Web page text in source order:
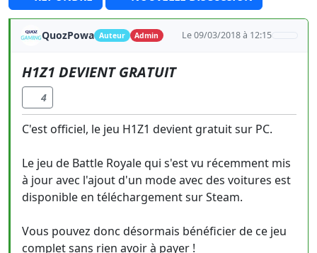
QuozPowa Auteur Admin Le 09/03/2018 à 12:15
H1Z1 DEVIENT GRATUIT
4
C'est officiel, le jeu H1Z1 devient gratuit sur PC.
Le jeu de Battle Royale qui s'est vu récemment mis
à jour avec l'ajout d'un mode avec des voitures est
disponible en téléchargement sur Steam.
Vous pouvez donc désormais bénéficier de ce jeu
complet sans rien avoir à payer !